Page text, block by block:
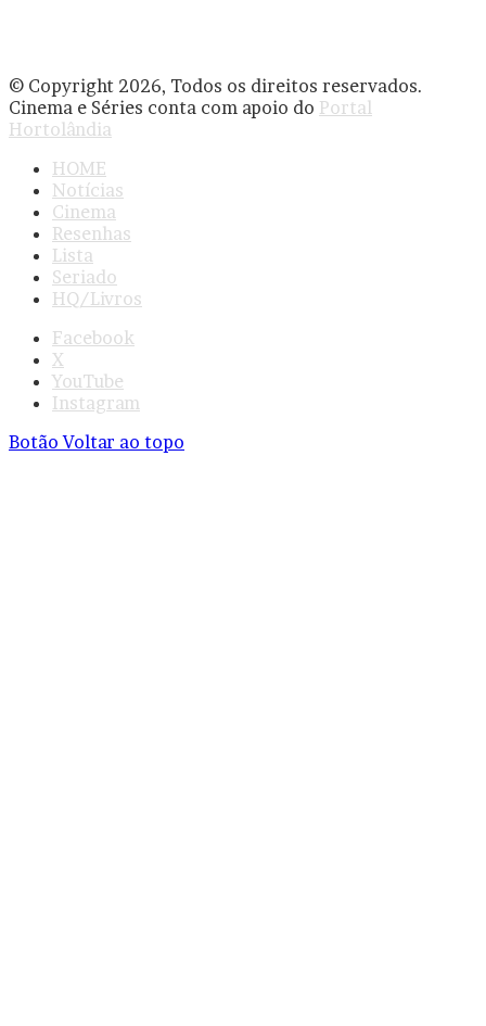
© Copyright 2026, Todos os direitos reservados.
Cinema e Séries conta com apoio do Portal
Hortolândia
HOME
Notícias
Cinema
Resenhas
Lista
Seriado
HQ/Livros
Facebook
X
YouTube
Instagram
Botão Voltar ao topo